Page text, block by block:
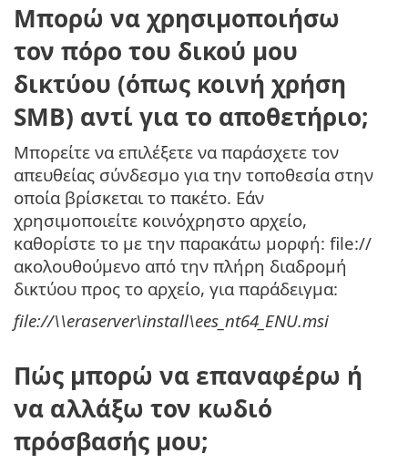
Μπορώ να χρησιμοποιήσω
τον πόρο του δικού μου
δικτύου (όπως κοινή χρήση
SMB) αντί για το αποθετήριο;
Μπορείτε να επιλέξετε να παράσχετε τον
απευθείας σύνδεσμο για την τοποθεσία στην
οποία βρίσκεται το πακέτο. Εάν
χρησιμοποιείτε κοινόχρηστο αρχείο,
καθορίστε το με την παρακάτω μορφή: file://
ακολουθούμενο από την πλήρη διαδρομή
δικτύου προς το αρχείο, για παράδειγμα:
file://\\eraserver\install\ees_nt64_ENU.msi
Πώς μπορώ να επαναφέρω ή
να αλλάξω τον κωδιό
πρόσβασής μου;